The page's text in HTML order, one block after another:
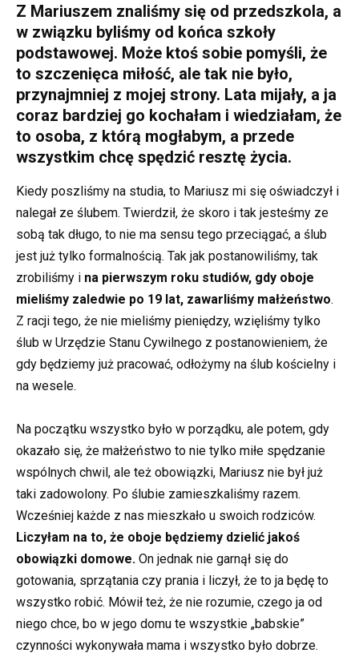
Z Mariuszem znaliśmy się od przedszkola, a
w związku byliśmy od końca szkoły
podstawowej. Może ktoś sobie pomyśli, że
to szczenięca miłość, ale tak nie było,
przynajmniej z mojej strony. Lata mijały, a ja
coraz bardziej go kochałam i wiedziałam, że
to osoba, z którą mogłabym, a przede
wszystkim chcę spędzić resztę życia.
Kiedy poszliśmy na studia, to Mariusz mi się oświadczył i
nalegał ze ślubem. Twierdził, że skoro i tak jesteśmy ze
sobą tak długo, to nie ma sensu tego przeciągać, a ślub
jest już tylko formalnością. Tak jak postanowiliśmy, tak
zrobiliśmy i na pierwszym roku studiów, gdy oboje
mieliśmy zaledwie po 19 lat, zawarliśmy małżeństwo.
Z racji tego, że nie mieliśmy pieniędzy, wzięliśmy tylko
ślub w Urzędzie Stanu Cywilnego z postanowieniem, że
gdy będziemy już pracować, odłożymy na ślub kościelny i
na wesele.
Na początku wszystko było w porządku, ale potem, gdy
okazało się, że małżeństwo to nie tylko miłe spędzanie
wspólnych chwil, ale też obowiązki, Mariusz nie był już
taki zadowolony. Po ślubie zamieszkaliśmy razem.
Wcześniej każde z nas mieszkało u swoich rodziców.
Liczyłam na to, że oboje będziemy dzielić jakoś
obowiązki domowe. On jednak nie garnął się do
gotowania, sprzątania czy prania i liczył, że to ja będę to
wszystko robić. Mówił też, że nie rozumie, czego ja od
niego chce, bo w jego domu te wszystkie „babskie”
czynności wykonywała mama i wszystko było dobrze.